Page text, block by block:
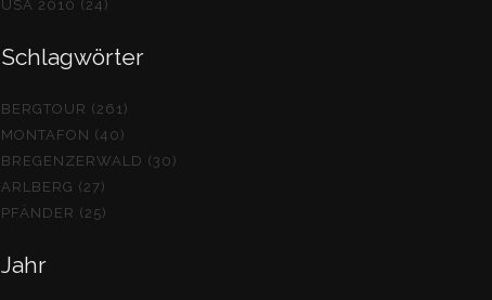
USA 2010 (24)
Schlagwörter
BERGTOUR (261)
MONTAFON (40)
BREGENZERWALD (30)
ARLBERG (27)
PFÄNDER (25)
Jahr